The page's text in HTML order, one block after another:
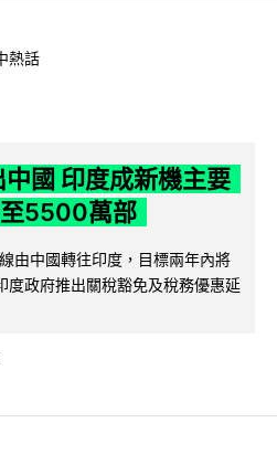
熱話
國 印度成新機主要
5500萬部
由中國轉往印度，目標兩年內將
度政府推出關稅豁免及稅務優惠延